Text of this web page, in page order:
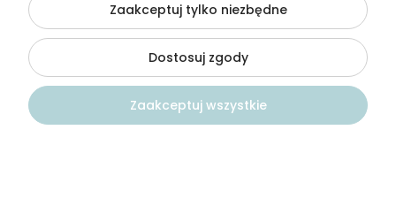
©2026 Wszelkie Prawa Zastrzeżone | Wodamoda
Szablon Flex by Ecommercy
Zaakceptuj tylko niezbędne
Dostosuj zgody
Zaakceptuj wszystkie